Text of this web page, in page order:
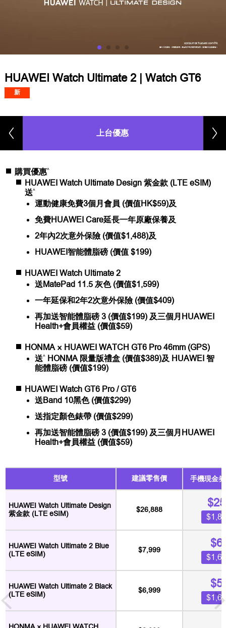
HUAWEI Watch Ultimate 2 | Watch GT6
新
上台優惠
購買優惠^
HUAWEI Watch Ultimate Design 紫金款 (LTE eSIM)
送^
運動健康免費3個月會員 (價值HK$59)及
免費HUAWEI Care延長一年原廠保養及
2年內2次意外保險 (價值$1,488)及
HUAWEI智能體脂磅 (價值 $199)
HUAWEI Watch Ultimate 2
送MatePad 11.5 灰色 (價值$1,599)
一年延保和2年2次意外保險 (價值$409)
再加送智能體脂磅 3 (價值$199) 及三個月HUAWEI
Health+會員權益 (價值$59)
HONMA × HUAWEI WATCH GT6 Pro 46mm (GPS)
送^
HONMA 限量版禮盒 (價值$389)及 HUAWEI 智
能體脂磅 (價值$199)
HUAWEI Watch GT6 Pro / GT6
送Band 10黑色 (價值$299)
送指定顏色錶帶 (價值$299)
再加送智能體脂磅 3 (價值$199) 及三個月HUAWEI
Health+會員權益 (價值$59)
型號 建議零售價 手機現金
HUAWEI Watch Ultimate Design
紫金款(LTE eSIM)
$26,888
HUAWEI Watch Ultimate 2 Blue
(LTE eSIM)
$7,999
HUAWEI Watch Ultimate 2 Black
(LTE eSIM)
$6,999